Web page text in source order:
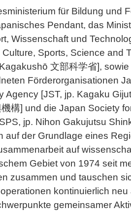
für Bildung und
Pendant, das
Wissenschaft und
Sports, Science and
文部科学省],
Förderorganisationen
Agency [JST, jp. Kagaku
構] und die Japan Society
jp. Nihon Gakujutsu
auf der Grundlage eines
auf
Gebiet von 1974 seit
zusammen und tauschen
kontinuierlich
gemeinsamer